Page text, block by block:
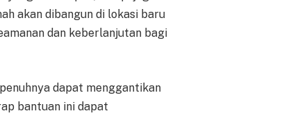
akan dibangun di lokasi baru
dan keberlanjutan bagi
dapat menggantikan
bantuan ini dapat